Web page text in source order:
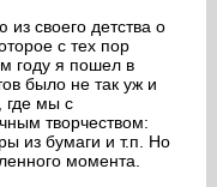
из своего детства о
с тех пор
году я пошел в
было не так уж и
где мы с
творчеством:
из бумаги и т.п. Но
момента.